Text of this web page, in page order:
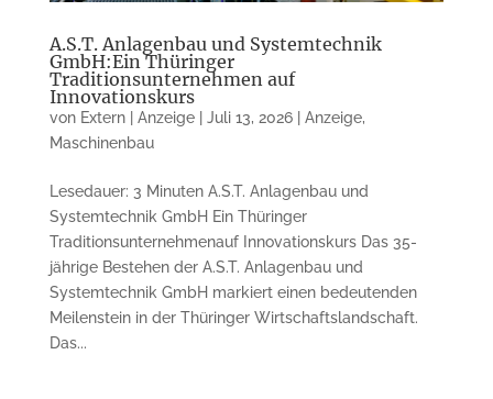
A.S.T. Anlagenbau und Systemtechnik
GmbH:Ein Thüringer
Traditionsunternehmen auf
Innovationskurs
von Extern | Anzeige| Juli 13, 2026| Anzeige,
Maschinenbau
Lesedauer: 3 Minuten A.S.T. Anlagenbau und
Systemtechnik GmbH Ein Thüringer
Traditionsunternehmenauf Innovationskurs Das 35-
jährige Bestehen der A.S.T. Anlagenbau und
Systemtechnik GmbH markiert einen bedeutenden
Meilenstein in der Thüringer Wirtschaftslandschaft.
Das...